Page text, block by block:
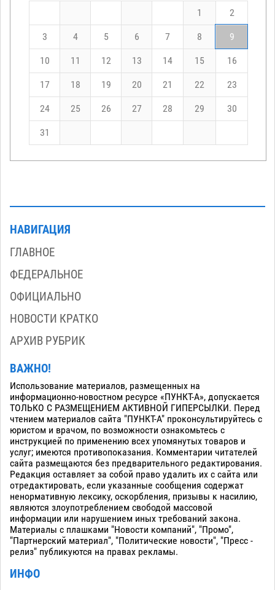
1 2
3 4 5 6 7 8 9
10 11 12 13 14 15 16
17 18 19 20 21 22 23
24 25 26 27 28 29 30
31
НАВИГАЦИЯ
ГЛАВНОЕ
ФЕДЕРАЛЬНОЕ
ОФИЦИАЛЬНО
НОВОСТИ КРАТКО
АРХИВ РУБРИК
ВАЖНО!
Использование материалов, размещенных на
информационно-новостном ресурсе «ПУНКТ-А», допускается
ТОЛЬКО С РАЗМЕЩЕНИЕМ АКТИВНОЙ ГИПЕРСЫЛКИ. Перед
чтением материалов сайта "ПУНКТ-А" проконсультируйтесь с
юристом и врачом, по возможности ознакомьтесь с
инструкцией по применению всех упомянутых товаров и
услуг; имеются противопоказания. Комментарии читателей
сайта размещаются без предварительного редактирования.
Редакция оставляет за собой право удалить их с сайта или
отредактировать, если указанные сообщения содержат
ненормативную лексику, оскорбления, призывы к насилию,
являются злоупотреблением свободой массовой
информации или нарушением иных требований закона.
Материалы с плашками "Новости компаний", "Промо",
"Партнерский материал", "Политические новости", "Пресс -
релиз" публикуются на правах рекламы.
ИНФО